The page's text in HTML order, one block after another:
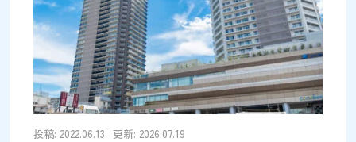
などサイズに個体差がある品目は事前に寸法を測定し、階
数・エレベーターの有無・玄関から道路までの距離を伝え
ると見積もりが正確になる 搬出時に壁や床を傷つける事
故もあるため、損害賠償保険に加入した業者だと安心で
す。大型品の搬出は傷のリスクが伴うので、保険加入の有
無を必ず確認しましょう 国分寺市の不用品回収料金を徹
底調査｜おすすめ業者5選
投稿: 2022.06.13 更新: 2026.07.19